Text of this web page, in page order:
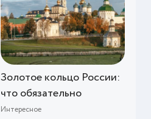
Золотое кольцо России:
что обязательно
Интересное